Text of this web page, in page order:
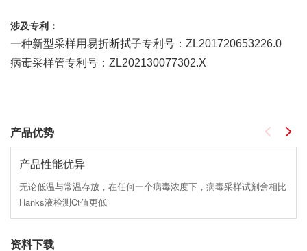
涉及专利：
一种新型采样用易折断拭子专利号：ZL201720653226.0
病毒采样管专利号：ZL202130077302.X
产品优势
产品性能优异
无论低温与常温存放，在任何一个病毒浓度下，病毒采样试剂盒相比
Hanks液检测Ct值更低
资料下载